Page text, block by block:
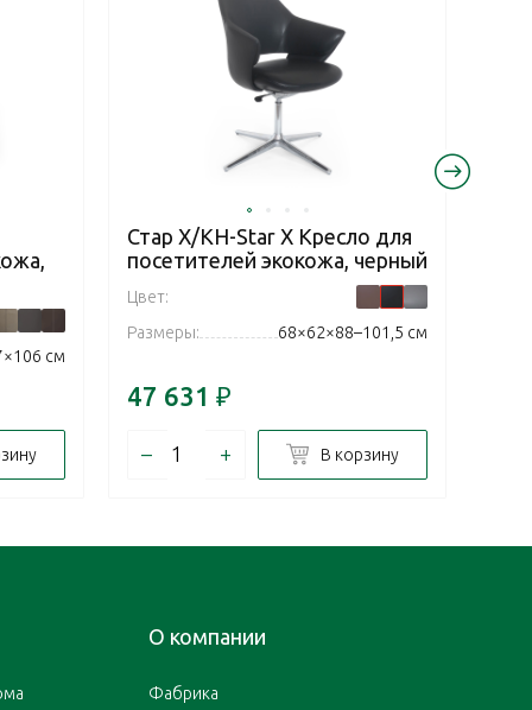
см
Стар Х/KH-Star X Кресло для
посетителей экокожа, черный
Цвет:
Размеры:
68×62×88–101,5 см
47 631 ₽
– + В корзину
О компании
Фабрика